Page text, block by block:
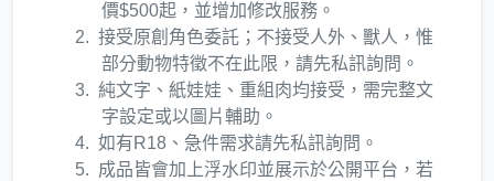
價$500起，並增加修改服務。
接受原創角色委託；不接受人外、獸人，惟
部分動物特徵不在此限，請先私訊詢問。
純文字、紙娃娃、重組肉均接受，需完整文
字設定或以圖片輔助。
如有R18、急件需求請先私訊詢問。
成品皆會加上浮水印並展示於公開平台，若